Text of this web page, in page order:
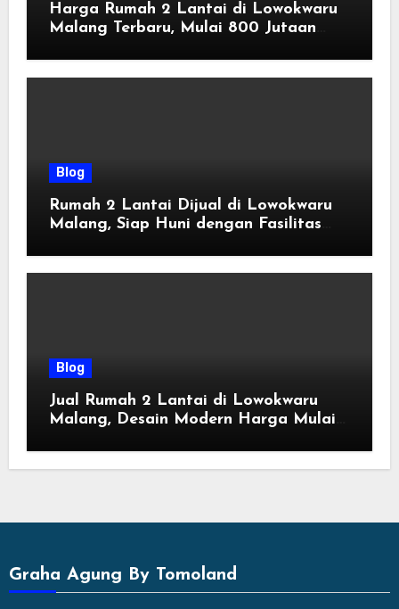
Harga Rumah 2 Lantai di Lowokwaru
Malang Terbaru, Mulai 800 Jutaan
Blog
Rumah 2 Lantai Dijual di Lowokwaru
Malang, Siap Huni dengan Fasilitas
Blog
Jual Rumah 2 Lantai di Lowokwaru
Malang, Desain Modern Harga Mulai
Graha Agung By Tomoland